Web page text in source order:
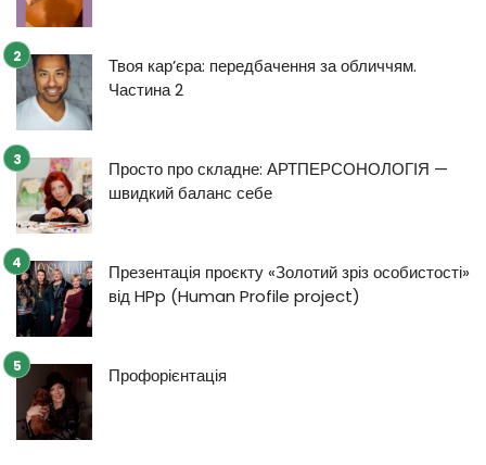
Твоя кар’єра: передбачення за обличчям.
Частина 2
Просто про складне: АРТПЕРСОНОЛОГІЯ —
швидкий баланс себе
Презентація проєкту «Золотий зріз особистості»
від HPp (Human Profile project)
Профорієнтація